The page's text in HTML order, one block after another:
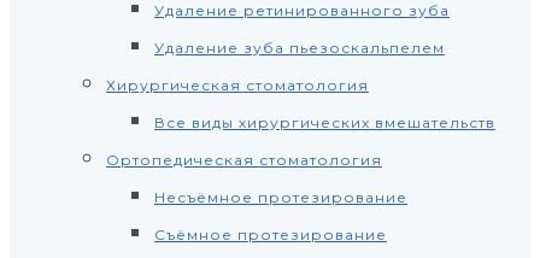
Удаление ретинированного зуба
Удаление зуба пьезоскальпелем
Хирургическая стоматология
Все виды хирургических вмешательств
Ортопедическая стоматология
Несъёмное протезирование
Съёмное протезирование